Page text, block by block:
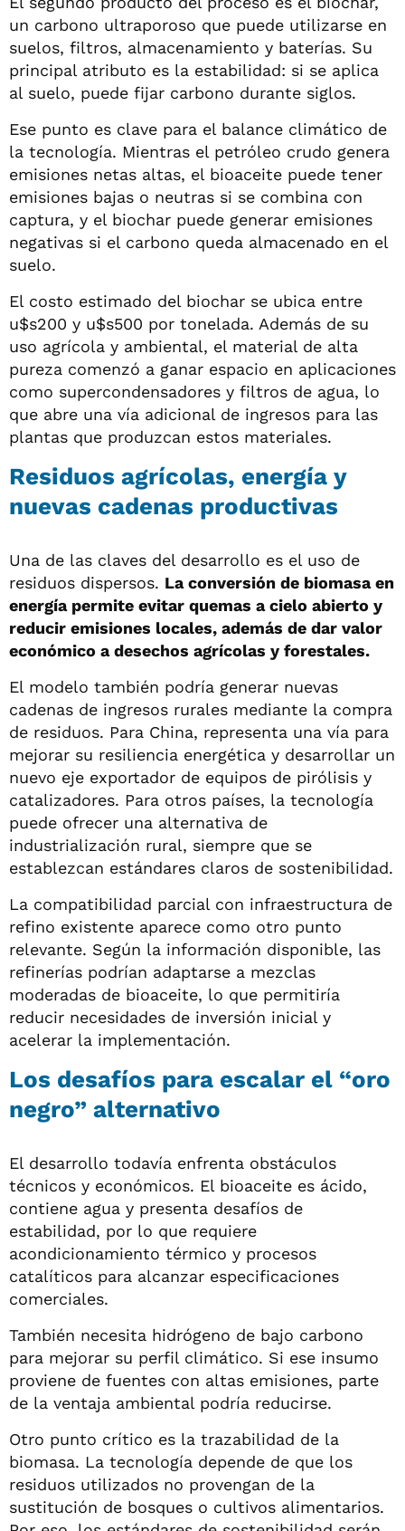
un carbono ultraporoso que puede utilizarse en
suelos, filtros, almacenamiento y baterías. Su
principal atributo es la estabilidad: si se aplica
al suelo, puede fijar carbono durante siglos.
Ese punto es clave para el balance climático de
la tecnología. Mientras el petróleo crudo genera
emisiones netas altas, el bioaceite puede tener
emisiones bajas o neutras si se combina con
captura, y el biochar puede generar emisiones
negativas si el carbono queda almacenado en el
suelo.
El costo estimado del biochar se ubica entre
u$s200 y u$s500 por tonelada. Además de su
uso agrícola y ambiental, el material de alta
pureza comenzó a ganar espacio en aplicaciones
como supercondensadores y filtros de agua, lo
que abre una vía adicional de ingresos para las
plantas que produzcan estos materiales.
Residuos agrícolas, energía y
nuevas cadenas productivas
Una de las claves del desarrollo es el uso de
residuos dispersos. La conversión de biomasa en
energía permite evitar quemas a cielo abierto y
reducir emisiones locales, además de dar valor
económico a desechos agrícolas y forestales.
El modelo también podría generar nuevas
cadenas de ingresos rurales mediante la compra
de residuos. Para China, representa una vía para
mejorar su resiliencia energética y desarrollar un
nuevo eje exportador de equipos de pirólisis y
catalizadores. Para otros países, la tecnología
puede ofrecer una alternativa de
industrialización rural, siempre que se
establezcan estándares claros de sostenibilidad.
La compatibilidad parcial con infraestructura de
refino existente aparece como otro punto
relevante. Según la información disponible, las
refinerías podrían adaptarse a mezclas
moderadas de bioaceite, lo que permitiría
reducir necesidades de inversión inicial y
acelerar la implementación.
Los desafíos para escalar el “oro
negro” alternativo
El desarrollo todavía enfrenta obstáculos
técnicos y económicos. El bioaceite es ácido,
contiene agua y presenta desafíos de
estabilidad, por lo que requiere
acondicionamiento térmico y procesos
catalíticos para alcanzar especificaciones
comerciales.
También necesita hidrógeno de bajo carbono
para mejorar su perfil climático. Si ese insumo
proviene de fuentes con altas emisiones, parte
de la ventaja ambiental podría reducirse.
Otro punto crítico es la trazabilidad de la
biomasa. La tecnología depende de que los
residuos utilizados no provengan de la
sustitución de bosques o cultivos alimentarios.